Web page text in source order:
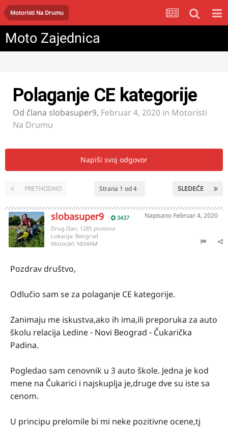
Motoristi Na Drumu
Moto Zajednica
Polaganje CE kategorije
Od člana slobasuper9, Februar 4, 2020 in Motoristi
Na Drumu
Napiši svoj odgovor
PRETHODNO SLEDEĆE
Strana 1 od 4
slobasuper9 3437 Napisano Februar 4, 2020
Drug član, 1285 postova
Lokacija: Beograd
Motocikl: NEMAM
Pozdrav društvo,
Odlučio sam se za polaganje CE kategorije.
Zanimaju me iskustva,ako ih ima,ili preporuka za auto
školu relacija Ledine - Novi Beograd - Čukarička
Padina.
Pogledao sam cenovnik u 3 auto škole. Jedna je kod
mene na Čukarici i najskuplja je,druge dve su iste sa
cenom.
U principu prelomile bi mi neke pozitivne ocene,tj